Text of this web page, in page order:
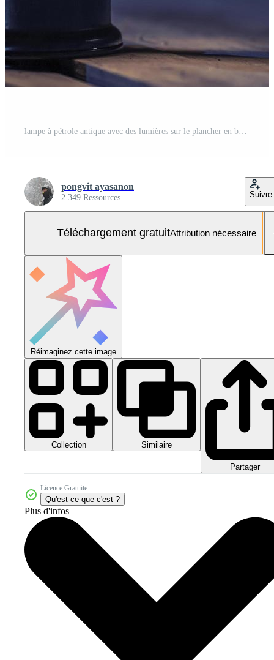
pongvit ayasanon
2 349 Ressources Suivre
Téléchargement gratuitAttribution nécessaire
Réimaginez cette image
Collection Similaire
Partager
Licence Gratuite
Qu'est-ce que c'est ?
Plus d'infos